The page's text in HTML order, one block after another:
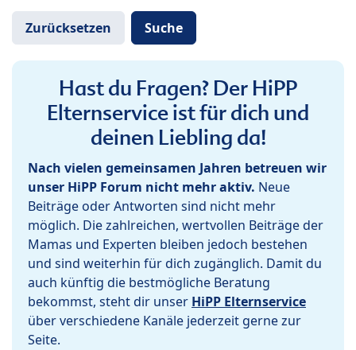
Hast du Fragen? Der HiPP
Elternservice ist für dich und
deinen Liebling da!
Nach vielen gemeinsamen Jahren betreuen wir
unser HiPP Forum nicht mehr aktiv. Neue
Beiträge oder Antworten sind nicht mehr
möglich. Die zahlreichen, wertvollen Beiträge der
Mamas und Experten bleiben jedoch bestehen
und sind weiterhin für dich zugänglich. Damit du
auch künftig die bestmögliche Beratung
bekommst, steht dir unser HiPP Elternservice
über verschiedene Kanäle jederzeit gerne zur
Seite.